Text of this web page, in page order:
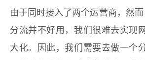
由于同时接入了两个运营商，然
分流并不好用，我们很难去实现
大化。因此，我们需要去做一个